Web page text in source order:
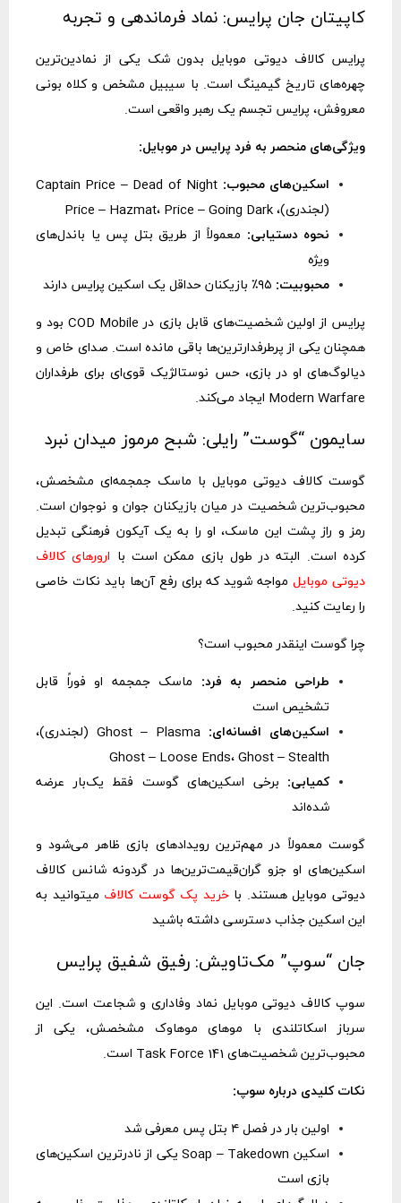
کاپیتان جان پرایس: نماد فرماندهی و تجربه
پرایس کالاف دیوتی موبایل بدون شک یکی از نمادین‌ترین
چهره‌های تاریخ گیمینگ است. با سیبیل مشخص و کلاه بونی
معروفش، پرایس تجسم یک رهبر واقعی است.
ویژگی‌های منحصر به فرد پرایس در موبایل:
اسکین‌های محبوب: Captain Price – Dead of Night
(لجندری)، Price – Hazmat، Price – Going Dark
نحوه دستیابی: معمولاً از طریق بتل پس یا باندل‌های
ویژه
محبوبیت:
پرایس از اولین شخصیت‌های قابل بازی در COD Mobile بود و
همچنان یکی از پرطرفدارترین‌ها باقی مانده است. صدای خاص و
دیالوگ‌های او در بازی، حس نوستالژیک قوی‌ای برای طرفداران
Modern Warfare ایجاد می‌کند.
سایمون “گوست” رایلی: شبح مرموز میدان نبرد
گوست کالاف دیوتی موبایل با ماسک جمجمه‌ای مشخصش،
محبوب‌ترین شخصیت در میان بازیکنان جوان و نوجوان است.
رمز و راز پشت این ماسک، او را به یک آیکون فرهنگی تبدیل
کرده است. البته در طول بازی ممکن است با ارورهای کالاف
دیوتی موبایلمواجه شوید که برای رفع آن‌ها باید نکات خاصی
را رعایت کنید.
چرا گوست اینقدر محبوب است؟
طراحی منحصر به فرد: ماسک جمجمه او فوراً قابل
تشخیص است
اسکین‌های افسانه‌ای:
Ghost – Plasma (لجندری)،
Ghost – Loose Ends، Ghost – Stealth
کمیابی: برخی اسکین‌های گوست فقط یک‌بار عرضه
شده‌اند
گوست معمولاً در مهم‌ترین رویدادهای بازی ظاهر می‌شود و
اسکین‌های او جزو گران‌قیمت‌ترین‌ها در گردونه شانس کالاف
دیوتی موبایل هستند. باخرید پک گوست کالاف میتوانید به
این اسکین جذاب دسترسی داشته باشید
جان “سوپ” مک‌تاویش: رفیق شفیق پرایس
سوپ کالاف دیوتی موبایل نماد وفاداری و شجاعت است. این
سرباز اسکاتلندی با موهای موهاوک مشخصش، یکی از
محبوب‌ترین شخصیت‌های Task Force 141 است.
نکات کلیدی درباره سوپ:
اولین بار در فصل ۴ بتل پس معرفی شد
اسکین Soap – Takedown یکی از نادرترین اسکین‌های
بازی است